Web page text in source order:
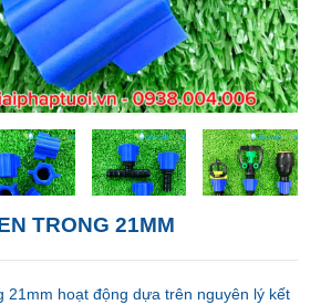
TRONG 21MM
21mm hoạt động dựa trên nguyên lý kết